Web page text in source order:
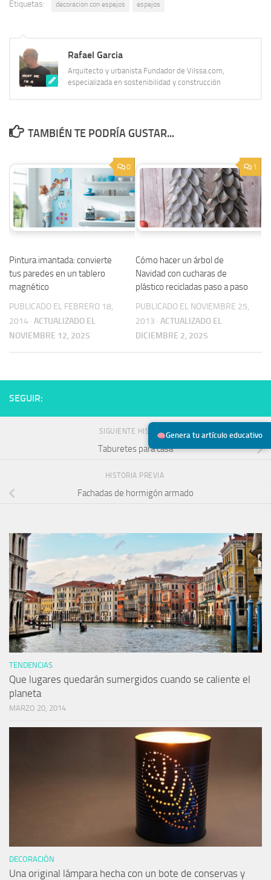
Genera tu artículo educativo
Etiquetas: decoracion con espejos espejos
Rafael Garcia
Arquitecto y urbanista Fundador de Vilssa.com,
especializada en sostenibilidad y construcción
TAMBIÉN TE PODRÍA GUSTAR...
0
Pintura imantada: convierte
tus paredes en un tablero
magnético
PUBLICADO EL FEBRERO 18,
2014 · ACTUALIZADO EL
NOVIEMBRE 12, 2025
1
Cómo hacer un árbol de
Navidad con cucharas de
plástico recicladas paso a paso
PUBLICADO EL NOVIEMBRE 25,
2013 · ACTUALIZADO EL
DICIEMBRE 2, 2025
SEGUIR:
SIGUIENTE HISTORIA
Taburetes para casa
HISTORIA PREVIA
Fachadas de hormigón armado
TENDENCIAS
Que lugares quedarán sumergidos cuando se caliente el
planeta
MARZO 20, 2014
DECORACIÓN
Una original lámpara hecha con un bote de conservas y